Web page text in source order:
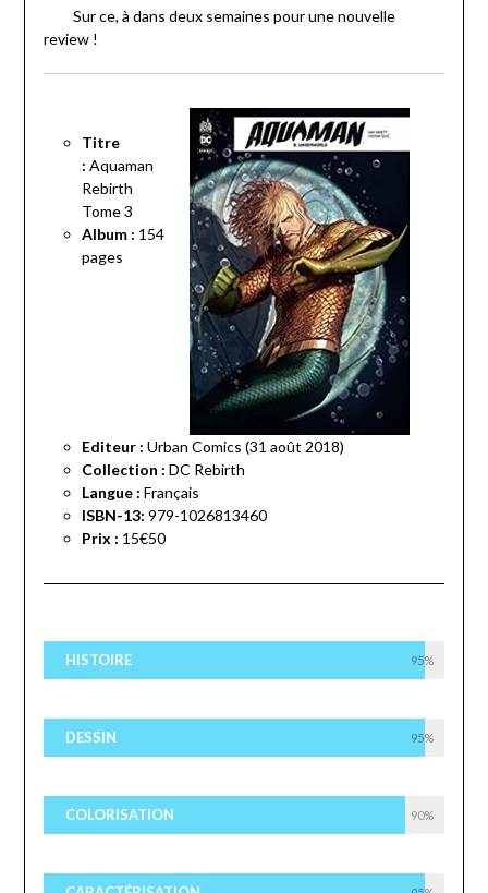
Sur ce, à dans deux semaines pour une nouvelle
review !
Titre
: Aquaman
Rebirth
Tome 3
Album : 154
pages
Editeur : Urban Comics (31 août 2018)
Collection : DC Rebirth
Langue : Français
ISBN-13: 979-1026813460
Prix : 15€50
HISTOIRE 95%
DESSIN 95%
COLORISATION 90%